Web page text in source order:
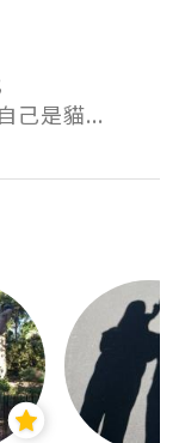
己是貓...